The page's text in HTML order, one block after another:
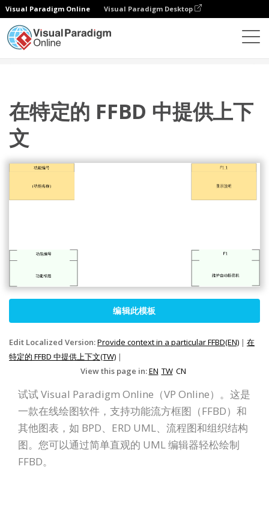
Visual Paradigm Online Visual Paradigm Desktop
在特定的 FFBD 中提供上下
文
编辑此模板
Edit Localized Version:Provide context in a particular FFBD(EN) | 在
特定的 FFBD 中提供上下文(TW) |
View this page in:EN TW CN
试试 Visual Paradigm Online（VP Online）。这是
一款在线绘图软件，支持功能流方框图（FFBD）和
其他图表，如 BPD、ERD UML、流程图和组织结构
图。您可以通过简单直观的 UML 编辑器轻松绘制
FFBD。